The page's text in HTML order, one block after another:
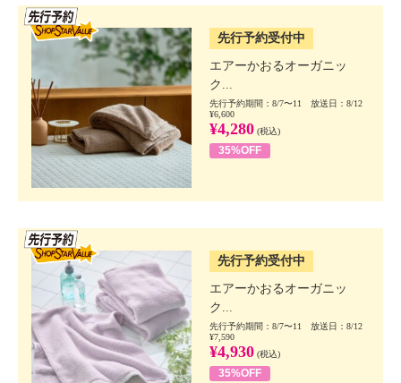
先行予約受付中
エアーかおるオーガニッ
ク...
先行予約期間：8/7〜11 放送日：8/12
¥6,600
¥4,280 (税込)
35%OFF
先行予約受付中
エアーかおるオーガニッ
ク...
先行予約期間：8/7〜11 放送日：8/12
¥7,590
¥4,930 (税込)
35%OFF